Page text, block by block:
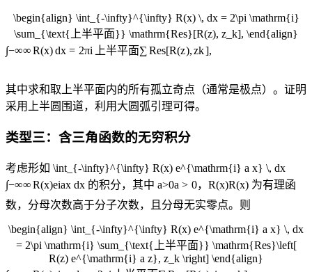
\begin{align} \int_{-\infty}^{\infty} R(x) \, dx = 2\pi \mathrm{i}
\sum_{\text{上半平面}} \mathrm{Res}[R(z), z_k], \end{align}
∫−∞∞ R(x)dx = 2πi 上半平面∑ Res[R(z),zk],
其中求和取上半平面内的所有孤立奇点（通常是极点）。证明
采用上半圆围道，利用大圆弧引理可得。
类型三：含三角函数的无穷积分
考虑形如 \int_{-\infty}^{\infty} R(x) e^{\mathrm{i} a x} \, dx
∫−∞∞ R(x)eiax dx的积分，其中 a>0a > 0， R(x)R(x)为有理函
数，分母次数高于分子次数，且分母无实零点。则
\begin{align} \int_{-\infty}^{\infty} R(x) e^{\mathrm{i} a x} \, dx
= 2\pi \mathrm{i} \sum_{\text{上半平面}} \mathrm{Res}\left[
R(z) e^{\mathrm{i} a z}, z_k \right] \end{align}